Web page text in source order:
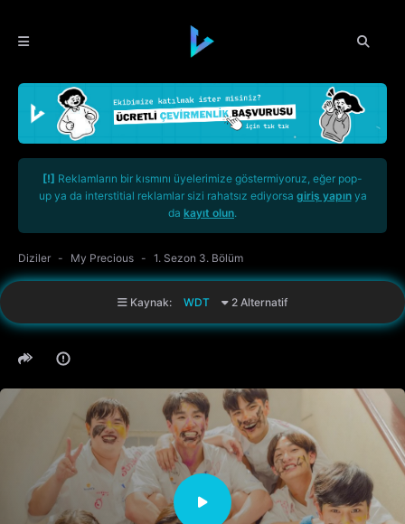
[!] Reklamların bir kısmını üyelerimize göstermiyoruz, eğer pop-
up ya da interstitial reklamlar sizi rahatsız ediyorsa giriş yapınya
da kayıt olun.
Diziler My Precious 1. Sezon 3. Bölüm
Kaynak: WDT 2 Alternatif